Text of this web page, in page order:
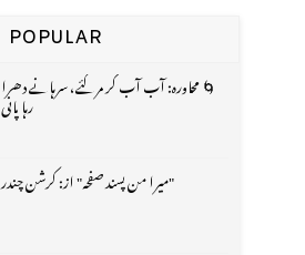
POPULAR
🌀 محاورہ: آب آب کر مر گئے، سرہانے دھرا
رہا پانی
"میرا من پسند صفحہ" از: کرشن چندر